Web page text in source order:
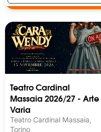
Teatro Cardinal
Massaia 2026/27 - Arte
Varia
Teatro Cardinal Massaia,
Torino